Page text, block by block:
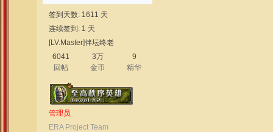
签到天数: 1611 天
连续签到: 1 天
[LV.Master]伴坛终老
6041
回帖
3万
金币
9
精华
管理员
ERA Project Team